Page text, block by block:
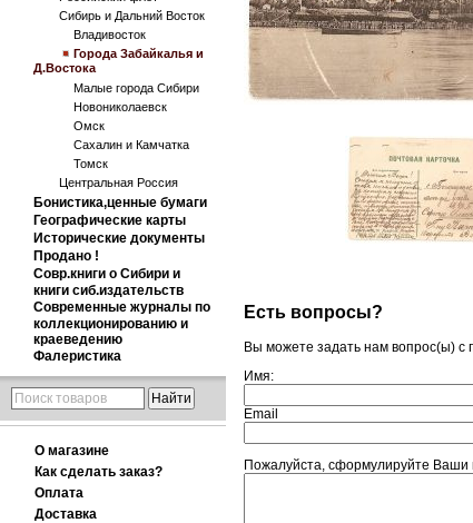
Сибирь и Дальний Восток
Владивосток
Города Забайкалья и
Д.Востока
Малые города Сибири
Новониколаевск
Омск
Сахалин и Камчатка
Томск
Центральная Россия
Бонистика,ценные бумаги
Географические карты
Исторические документы
Продано !
Совр.книги о Сибири и
книги сиб.издательств
Современные журналы по
коллекционированию и
краеведению
Фалеристика
О магазине
Как сделать заказ?
Оплата
Доставка
Есть вопросы?
Вы можете задать нам вопрос(ы)
Имя:
Email
Пожалуйста, сформулируйте Ваши